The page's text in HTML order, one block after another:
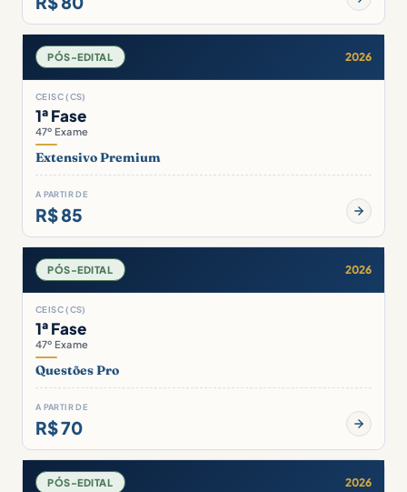
PÓS-EDITAL 2026
CEISC (CS)
1ª Fase
47º Exame
Extensivo Premium
A PARTIR DE
R$ 85
PÓS-EDITAL 2026
CEISC (CS)
1ª Fase
47º Exame
Questões Pro
A PARTIR DE
R$ 70
PÓS-EDITAL 2026